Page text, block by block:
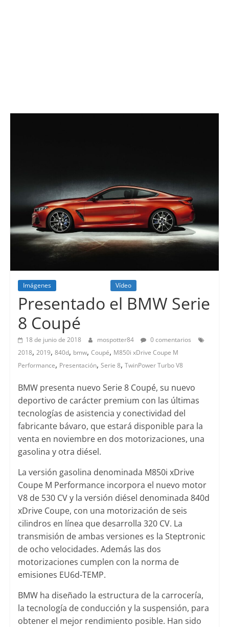
Imágenes Vídeo
Presentado el BMW Serie
8 Coupé
18 de junio de 2018 mospotter84
0 comentarios
2018, 2019, 840d, bmw, Coupé, M850i xDrive Coupe M
Performance, Presentación, Serie 8, TwinPower Turbo V8
BMW presenta nuevo Serie 8 Coupé, su nuevo
deportivo de carácter premium con las últimas
tecnologías de asistencia y conectividad del
fabricante bávaro, que estará disponible para la
venta en noviembre en dos motorizaciones, una
gasolina y otra diésel.
La versión gasolina denominada M850i xDrive
Coupe M Performance incorpora el nuevo motor
V8 de 530 CV y la versión diésel denominada 840d
xDrive Coupe, con una motorización de seis
cilindros en línea que desarrolla 320 CV. La
transmisión de ambas versiones es la Steptronic
de ocho velocidades. Además las dos
motorizaciones cumplen con la norma de
emisiones EU6d-TEMP.
BMW ha diseñado la estructura de la carrocería,
la tecnología de conducción y la suspensión, para
obtener el mejor rendimiento posible. Han sido